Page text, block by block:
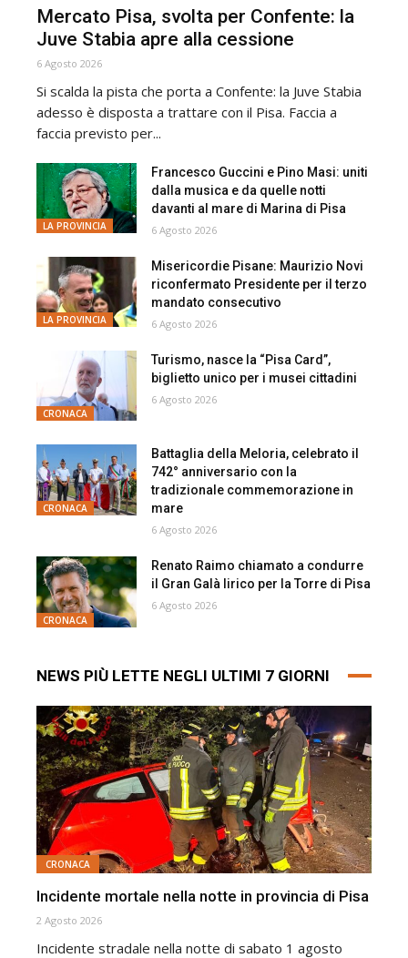
Mercato Pisa, svolta per Confente: la
Juve Stabia apre alla cessione
6 Agosto 2026
Si scalda la pista che porta a Confente: la Juve Stabia
adesso è disposta a trattare con il Pisa. Faccia a
faccia previsto per...
LA PROVINCIA
Francesco Guccini e Pino Masi: uniti
dalla musica e da quelle notti
davanti al mare di Marina di Pisa
6 Agosto 2026
LA PROVINCIA
Misericordie Pisane: Maurizio Novi
riconfermato Presidente per il terzo
mandato consecutivo
6 Agosto 2026
CRONACA
Turismo, nasce la “Pisa Card”,
biglietto unico per i musei cittadini
6 Agosto 2026
CRONACA
Battaglia della Meloria, celebrato il
742° anniversario con la
tradizionale commemorazione in
mare
6 Agosto 2026
CRONACA
Renato Raimo chiamato a condurre
il Gran Galà lirico per la Torre di Pisa
6 Agosto 2026
NEWS PIÙ LETTE NEGLI ULTIMI 7 GIORNI
CRONACA
Incidente mortale nella notte in provincia di Pisa
2 Agosto 2026
Incidente stradale nella notte di sabato 1 agosto